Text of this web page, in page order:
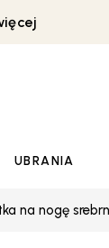
UBRANIA
na nogę